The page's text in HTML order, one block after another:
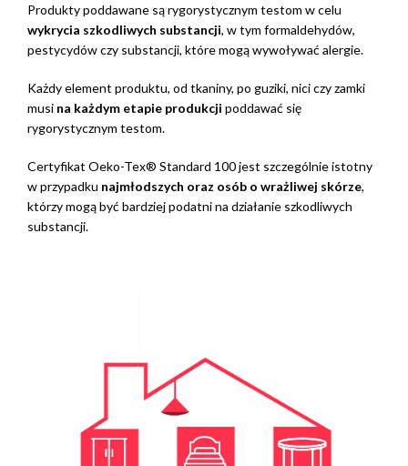
Produkty poddawane są rygorystycznym testom w celu
wykrycia szkodliwych substancji, w tym formaldehydów,
pestycydów czy substancji, które mogą wywoływać alergie.
Każdy element produktu, od tkaniny, po guziki, nici czy zamki
musi na każdym etapie produkcji poddawać się
rygorystycznym testom.
Certyfikat Oeko-Tex® Standard 100 jest szczególnie istotny
w przypadku najmłodszych oraz osób o wrażliwej skórze,
którzy mogą być bardziej podatni na działanie szkodliwych
substancji.